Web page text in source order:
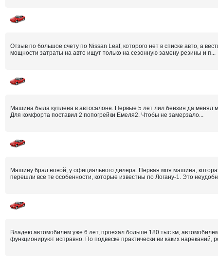
Отзыв по большое счету по Nissan Leaf, которого нет в списке авто, а
мощности затраты на авто ищут только на сезонную замену резины и п...
Машина была куплена в автосалоне. Первые 5 лет лил бензин да менял
Для комфорта поставил 2 попогрейки Емеля2. Чтобы не замерзало...
Машину брал новой, у официального дилера. Первая моя машина,
перешли все те особенности, которые известны по Логану-1. Это
Владею автомобилем уже 6 лет, проехал больше 180 тыс км,
функционируют исправно. По подвеске практически ни каких нареканий,